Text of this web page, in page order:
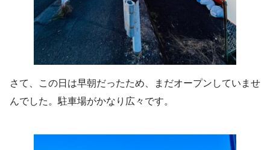
さて、この日は早朝だったため、まだオープンしていませ
んでした。駐車場がかなり広々です。